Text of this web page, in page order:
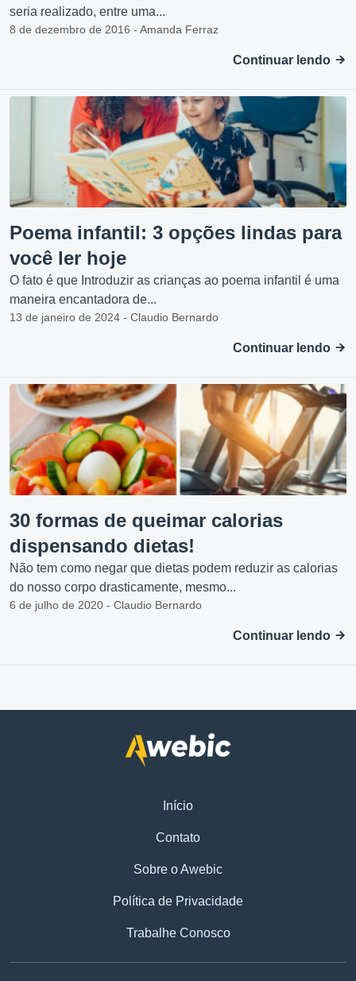
seria realizado, entre uma...
8 de dezembro de 2016 - Amanda Ferraz
Continuar lendo
Poema infantil: 3 opções lindas para
você ler hoje
O fato é que Introduzir as crianças ao poema infantil é uma
maneira encantadora de...
13 de janeiro de 2024 - Claudio Bernardo
Continuar lendo
30 formas de queimar calorias
dispensando dietas!
Não tem como negar que dietas podem reduzir as calorias
do nosso corpo drasticamente, mesmo...
6 de julho de 2020 - Claudio Bernardo
Continuar lendo
Início
Contato
Sobre o Awebic
Política de Privacidade
Trabalhe Conosco